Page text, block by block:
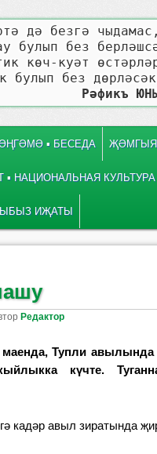
дә безгә чыдамас,
булып без
көч-куәт
булып без
Рәфикъ
▪ БЕСЕДА
НАЦИОНАЛЬНАЯ КУЛЬТУРА
ИҖАТЫ
Редактор
Тупли
күчте.
кадәр авыл зиратында